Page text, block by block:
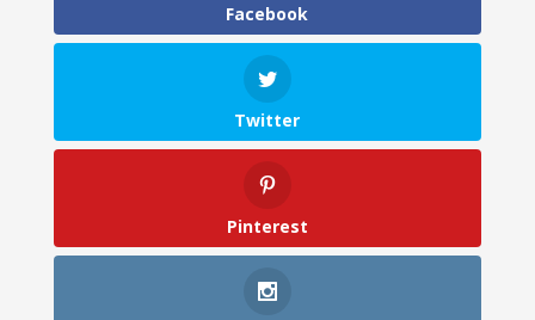
Facebook
Twitter
Pinterest